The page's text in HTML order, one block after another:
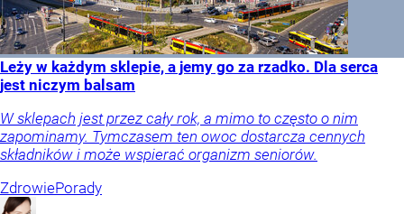
Leży w każdym sklepie, a jemy go za rzadko. Dla serca
jest niczym balsam
W sklepach jest przez cały rok, a mimo to często o nim
zapominamy. Tymczasem ten owoc dostarcza cennych
składników i może wspierać organizm seniorów.
ZdrowiePorady